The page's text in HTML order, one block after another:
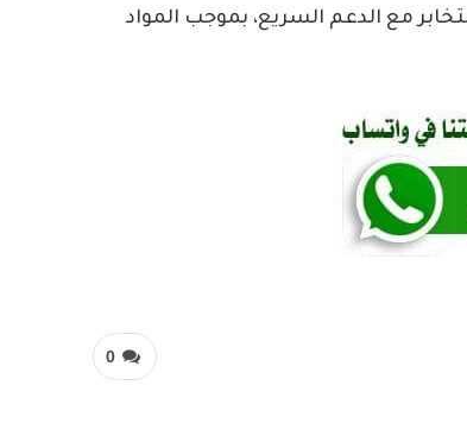
والتخابر مع الدعم السريع، بموجب المواد
0